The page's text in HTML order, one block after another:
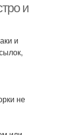
и
и
не